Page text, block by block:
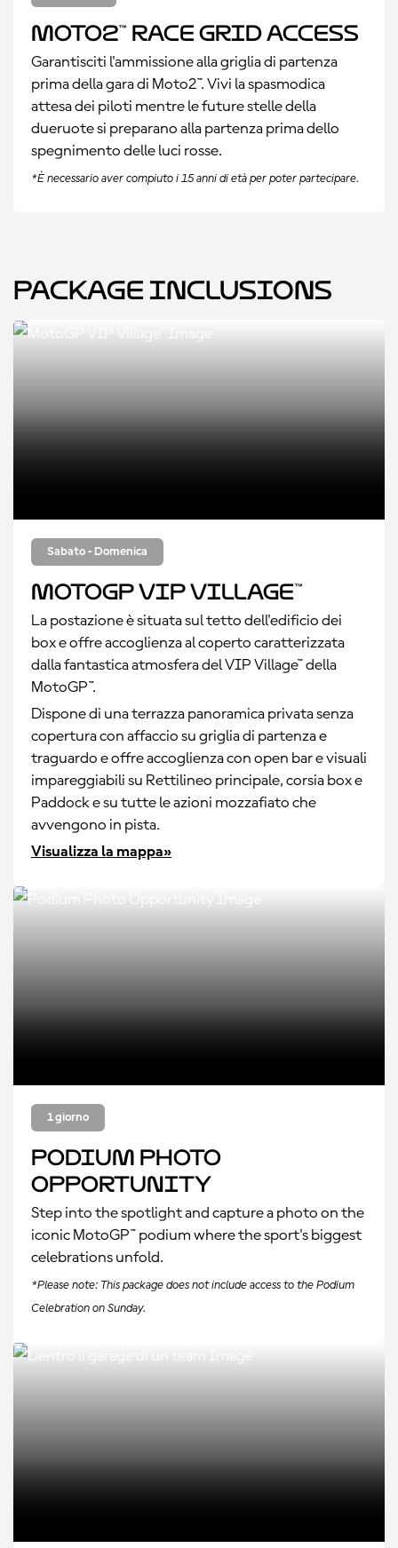
Moto2™ Race Grid Access
Garantisciti l'ammissione alla griglia di partenza
prima della gara di Moto2™. Vivi la spasmodica
attesa dei piloti mentre le future stelle della
dueruote si preparano alla partenza prima dello
spegnimento delle luci rosse.
*È necessario aver compiuto i 15 anni di età per poter partecipare.
Package Inclusions
Sabato - Domenica
MotoGP VIP Village™
La postazione è situata sul tetto dell'edificio dei
box e offre accoglienza al coperto caratterizzata
dalla fantastica atmosfera del VIP Village™ della
MotoGP™.
Dispone di una terrazza panoramica privata senza
copertura con affaccio su griglia di partenza e
traguardo e offre accoglienza con open bar e visuali
impareggiabili su Rettilineo principale, corsia box e
Paddock e su tutte le azioni mozzafiato che
avvengono in pista.
Visualizza la mappa»
1 giorno
Podium Photo
Opportunity
Step into the spotlight and capture a photo on the
iconic MotoGP™ podium where the sport's biggest
celebrations unfold.
*Please note: This package does not include access to the Podium
Celebration on Sunday.